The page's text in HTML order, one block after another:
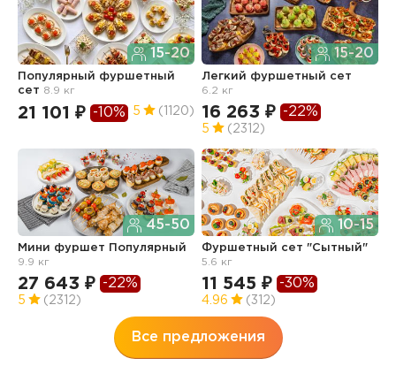
15-20
Популярный фуршетный
сет 8.9 кг
21 101 ₽ -10% 5 (1120)
15-20
Легкий фуршетный сет
6.2 кг
16 263 ₽ -22%
5 (2312)
45-50
Мини фуршет Популярный
9.9 кг
27 643 ₽ -22%
5 (2312)
10-15
Фуршетный сет "Сытный"
5.6 кг
11 545 ₽ -30%
4.96 (312)
Все предложения